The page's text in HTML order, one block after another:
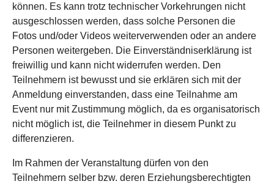
können. Es kann trotz technischer Vorkehrungen nicht
ausgeschlossen werden, dass solche Personen die
Fotos und/oder Videos weiterverwenden oder an andere
Personen weitergeben. Die Einverständniserklärung ist
freiwillig und kann nicht widerrufen werden. Den
Teilnehmern ist bewusst und sie erklären sich mit der
Anmeldung einverstanden, dass eine Teilnahme am
Event nur mit Zustimmung möglich, da es organisatorisch
nicht möglich ist, die Teilnehmer in diesem Punkt zu
differenzieren.
Im Rahmen der Veranstaltung dürfen von den
Teilnehmern selber bzw. deren Erziehungsberechtigten